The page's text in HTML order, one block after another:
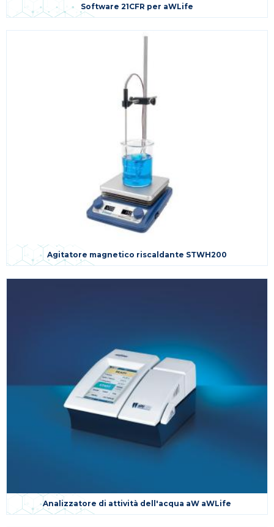
Software 21CFR per aWLife
Agitatore magnetico riscaldante STWH200
Analizzatore di attività dell'acqua aW aWLife